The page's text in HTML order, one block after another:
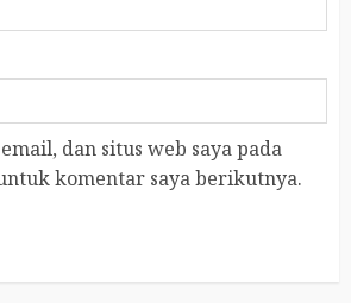
dan situs web saya pada
komentar saya berikutnya.